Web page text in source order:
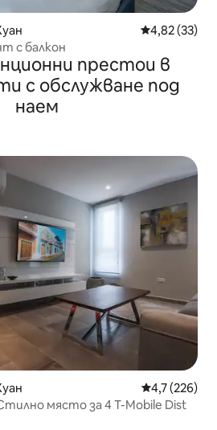
Средна
4,82 (33)
с балкон
престои в
с обслужване под
наем
Средна
4,7 (226)
Casa Terra Porto #7 • Стилно място за 4 T-Mobile Dist